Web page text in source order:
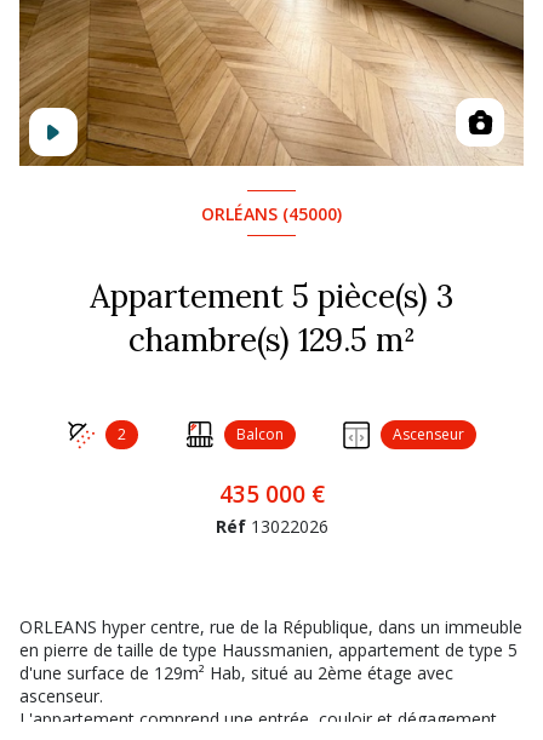
ORLÉANS (45000)
Appartement 5 pièce(s) 3
chambre(s) 129.5 m²
2 Balcon Ascenseur
435 000 €
Réf 13022026
ORLEANS hyper centre, rue de la République, dans un immeuble
en pierre de taille de type Haussmanien, appartement de type 5
d'une surface de 129m² Hab, situé au 2ème étage avec
ascenseur.
L'appartement comprend une entrée, couloir et dégagement,